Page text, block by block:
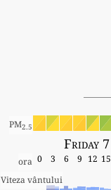
PM2.5
Friday 7
ora 0 3 6 9 12 15
Viteza vântului